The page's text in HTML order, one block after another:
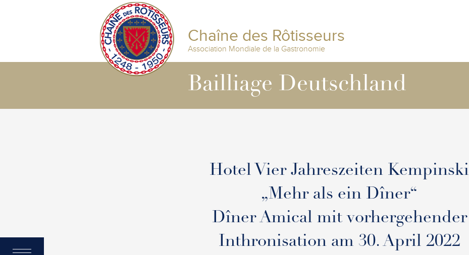
Chaîne des Rôtisseurs
Association Mondiale de la Gastronomie
Bailliage Deutschland
Hotel Vier Jahreszeiten Kempinski
„Mehr als ein Dîner“
Dîner Amical mit vorhergehender
Inthronisation am 30. April 2022